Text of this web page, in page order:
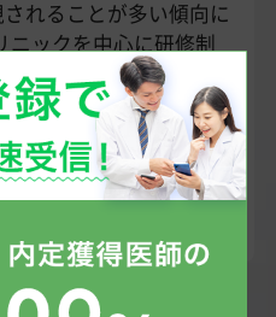
れることが多い傾向に
ニックを中心に研修制
ックが多く、美容皮膚
る求人が多く見られま
ャリアアップに適した
、ぜひ専任のキャリア
さい。